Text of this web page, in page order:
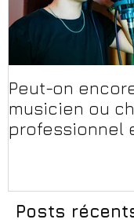
Peut-on
musicien ou
professionnel
Posts